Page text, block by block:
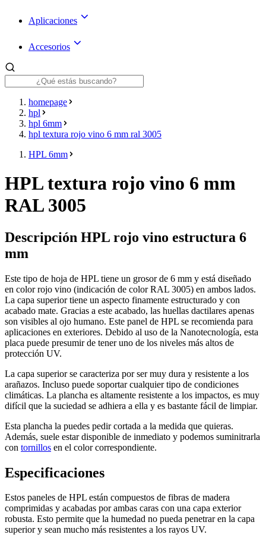
Aplicaciones
Accesorios
homepage
hpl
hpl 6mm
hpl textura rojo vino 6 mm ral 3005
HPL 6mm
HPL textura rojo vino 6 mm
RAL 3005
Descripción HPL rojo vino estructura 6
mm
Este tipo de hoja de HPL tiene un grosor de 6 mm y está diseñado
en color rojo vino (indicación de color RAL 3005) en ambos lados.
La capa superior tiene un aspecto finamente estructurado y con
acabado mate. Gracias a este acabado, las huellas dactilares apenas
son visibles al ojo humano. Este panel de HPL se recomienda para
aplicaciones en exteriores. Debido al uso de la Nanotecnología, esta
placa puede presumir de tener uno de los niveles más altos de
protección UV.
La capa superior se caracteriza por ser muy dura y resistente a los
arañazos. Incluso puede soportar cualquier tipo de condiciones
climáticas. La plancha es altamente resistente a los impactos, es muy
difícil que la suciedad se adhiera a ella y es bastante fácil de limpiar.
Esta plancha la puedes pedir cortada a la medida que quieras.
Además, suele estar disponible de inmediato y podemos suminitrarla
con tornillos en el color correspondiente.
Especificaciones
Estos paneles de HPL están compuestos de fibras de madera
comprimidas y acabadas por ambas caras con una capa exterior
robusta. Esto permite que la humedad no pueda penetrar en la capa
superior y sean mucho más resistentes a los rayos UV.